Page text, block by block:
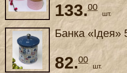
133.00
шт.
Банка «Ідея»
82.00
шт.